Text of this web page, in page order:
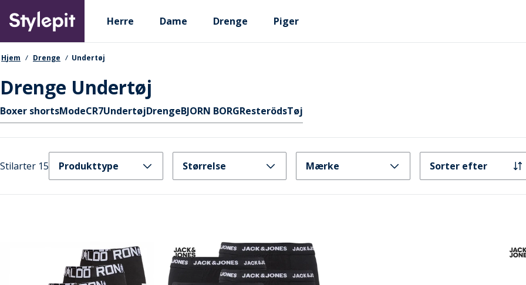
main
content
Primary departments
Herre Dame Drenge Piger
navigationssti
Hjem Drenge Undertøj
Drenge Undertøj
Hurtige links
Boxer shortsModeCR7UndertøjDrengeBJORN BORGResterödsTøj
Stilarter 15 Produkttype Størrelse Mærke Sorter efter